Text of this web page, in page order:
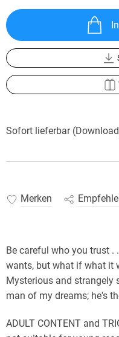
Sofort lieferbar
Merken
Be careful who you trust
wants, but what if what it
Mysterious and strangely
man of my dreams; he's
ADULT CONTENT and